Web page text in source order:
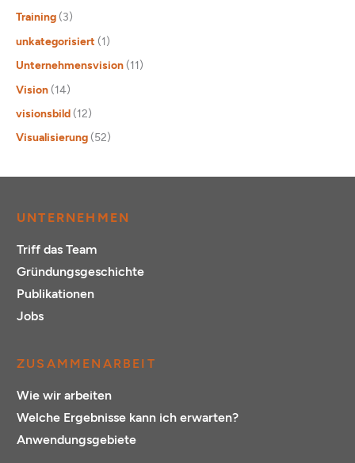
Training (3)
unkategorisiert (1)
Unternehmensvision (11)
Vision (14)
visionsbild (12)
Visualisierung (52)
UNTERNEHMEN
Triff das Team
Gründungsgeschichte
Publikationen
Jobs
ZUSAMMENARBEIT
Wie wir arbeiten
Welche Ergebnisse kann ich erwarten?
Anwendungsgebiete